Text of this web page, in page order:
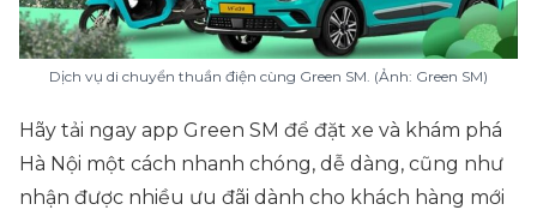
Dịch vụ di chuyển thuần điện cùng Green SM. (Ảnh: Green SM)
Hãy tải ngay app Green SM để đặt xe và khám phá
Hà Nội một cách nhanh chóng, dễ dàng, cũng như
nhận được nhiều ưu đãi dành cho khách hàng mới